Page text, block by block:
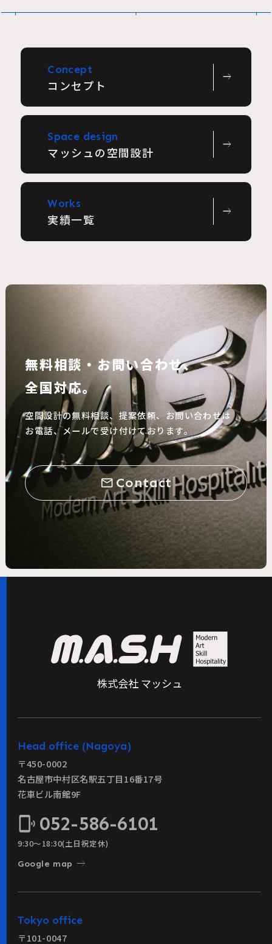
Concept
コンセプト
east
Space design
マッシュの空間設計
east
Works
実績一覧
east
無料相談・お問い合わせ、
全国対応。
空間設計の無料相談、提案依頼、お問い合わせは
お電話、メールで受け付けております。
mail_outline Contact
株式会社 マッシュ
Head office (Nagoya)
〒450-0002
名古屋市中村区名駅五丁目16番17号
花車ビル南館9F
phonelink_ring 052-586-6101
9:30〜18:30(土日祝定休)
Google map east
Tokyo office
〒101-0047